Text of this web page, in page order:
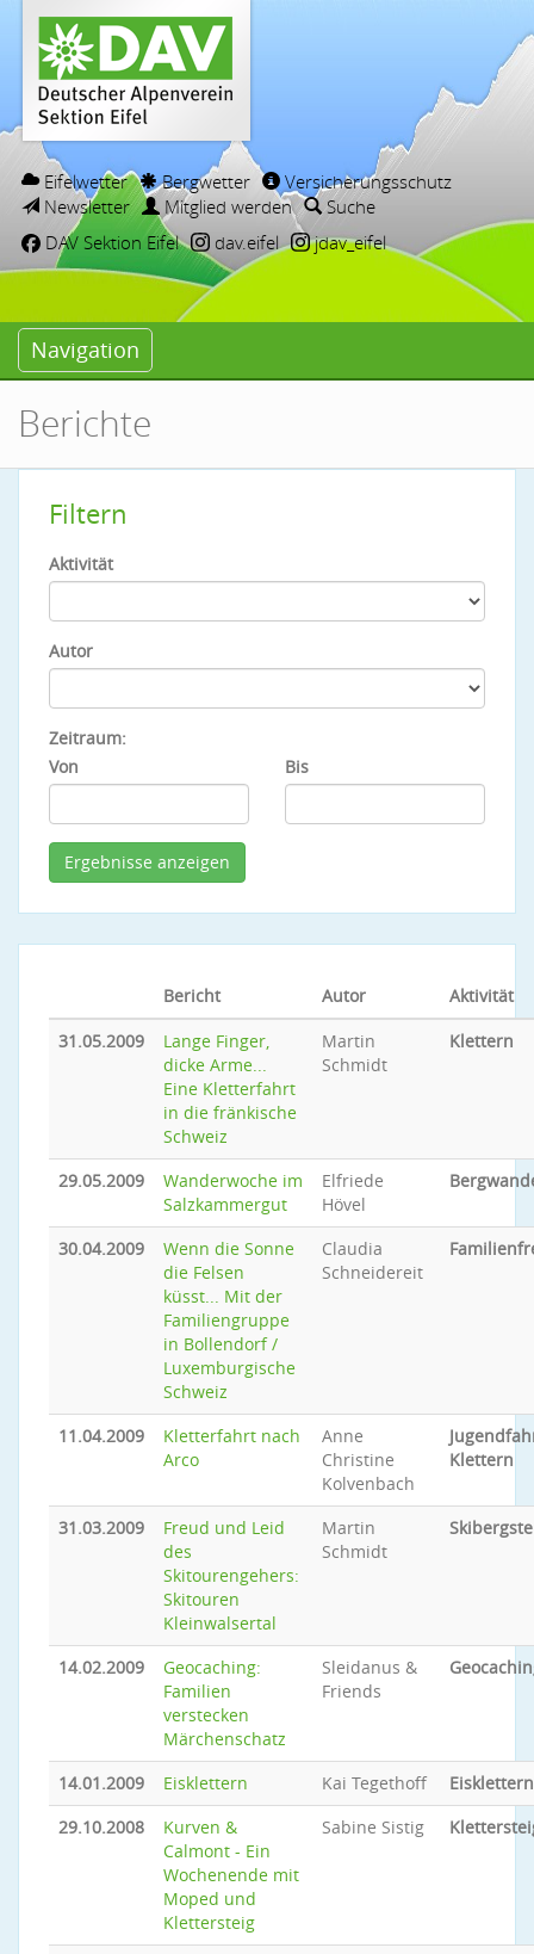
Eifelwetter Bergwetter
Versicherungsschutz
Newsletter
Mitglied werden
Suche
DAV Sektion Eifel
dav.eifel jdav_eifel
Navigation
Berichte
Filtern
Aktivität
Autor
Zeitraum:
Von
Bis
Bericht Autor
Aktivität
31.05.2009
Lange Finger,
dicke Arme...
Eine Kletterfahrt
in die fränkische
Schweiz
Martin
Schmidt
Klettern
29.05.2009
Wanderwoche im
Salzkammergut
Elfriede
Hövel
30.04.2009
Wenn die Sonne
die Felsen
küsst... Mit der
Familiengruppe
in Bollendorf /
Luxemburgische
Schweiz
Claudia
Schneidereit
11.04.2009
Kletterfahrt nach
Arco
Anne
Christine
Kolvenbach
Klettern
31.03.2009
Freud und Leid
des
Skitourengehers:
Skitouren
Kleinwalsertal
Martin
Schmidt
14.02.2009
Geocaching:
Familien
verstecken
Märchenschatz
Sleidanus &
Friends
14.01.2009 Eisklettern Kai Tegethoff
Eisklettern
29.10.2008
Kurven &
Calmont - Ein
Wochenende mit
Moped und
Klettersteig
Sabine Sistig